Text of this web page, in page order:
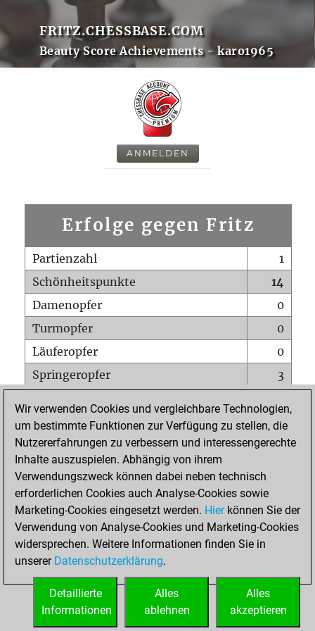
FRITZ.CHESSBASE.COM
Beauty Score Achievements - karo1965
ANMELDEN
Erfolge gegen Fritz
Partienzahl
1
Schönheitspunkte
14
Damenopfer
0
Turmopfer
0
Läuferopfer
0
Springeropfer
3
Matt auf vollem Brett
0
Bauer setzt Matt
0
Erstickte Matts
Unterverwandlungen
Türme auf der siebten
0
STARTSEITE
Wir verwenden Cookies und vergleichbare Technologien,
um bestimmte Funktionen zur Verfügung zu stellen, die
Nutzererfahrungen zu verbessern und interessengerechte
Inhalte auszuspielen. Abhängig von ihrem
Verwendungszweck können dabei neben technisch
erforderlichen Cookies auch Analyse-Cookies sowie
Marketing-Cookies eingesetzt werden. Hierkönnen Sie der
Verwendung von Analyse-Cookies und Marketing-Cookies
widersprechen. Weitere Informationen finden Sie in
unserer Datenschutzerklärung.
Alles
akzeptieren
Alles
ablehnen
Detaillierte
Informationen